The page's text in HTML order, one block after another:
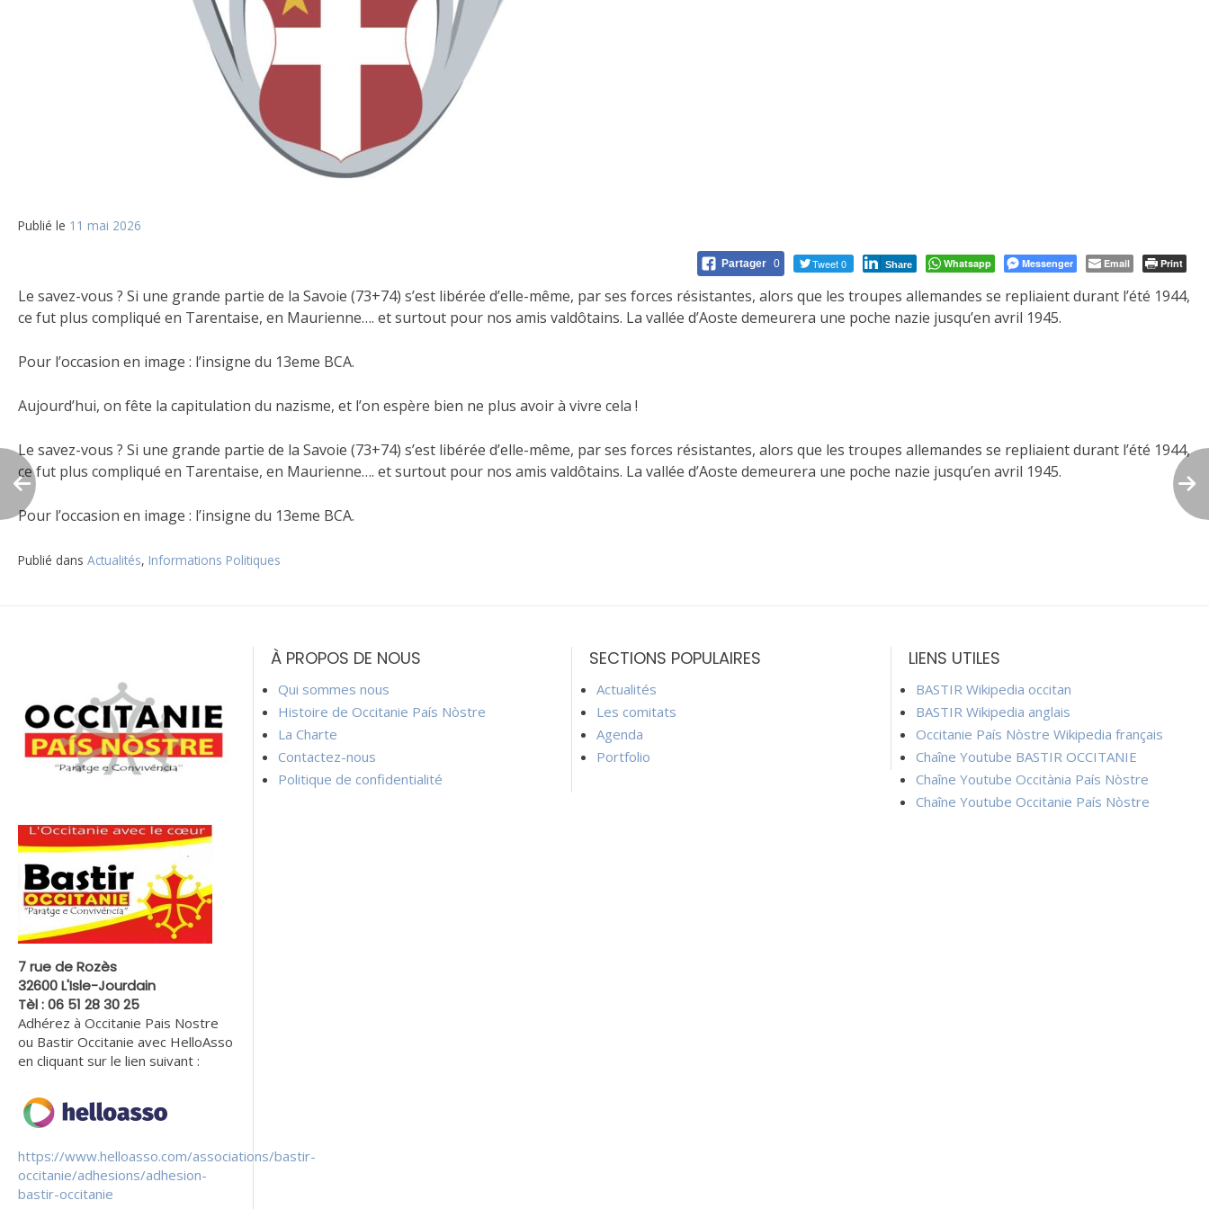
Publié le 11 mai 2026
Partager 0 Tweet 0 Share Whatsapp Messenger Email Print
Le savez-vous ? Si une grande partie de la Savoie (73+74) s’est libérée d’elle-même, par ses forces résistantes, alors que les troupes allemandes se repliaient durant l’été 1944,
ce fut plus compliqué en Tarentaise, en Maurienne…. et surtout pour nos amis valdôtains. La vallée d’Aoste demeurera une poche nazie jusqu’en avril 1945.
Pour l’occasion en image : l’insigne du 13eme BCA.
Aujourd’hui, on fête la capitulation du nazisme, et l’on espère bien ne plus avoir à vivre cela !
Le savez-vous ? Si une grande partie de la Savoie (73+74) s’est libérée d’elle-même, par ses forces résistantes, alors que les troupes allemandes se repliaient durant l’été 1944,
ce fut plus compliqué en Tarentaise, en Maurienne…. et surtout pour nos amis valdôtains. La vallée d’Aoste demeurera une poche nazie jusqu’en avril 1945.
Pour l’occasion en image : l’insigne du 13eme BCA.
Publié dans Actualités, Informations Politiques
l’article
7 rue de Rozès
32600 L'Isle-Jourdain
Tèl : 06 51 28 30 25
Adhérez à Occitanie Pais Nostre
ou Bastir Occitanie avec HelloAsso
en cliquant sur le lien suivant :
https://www.helloasso.com/associations/bastir-
occitanie/adhesions/adhesion-
bastir-occitanie
À PROPOS DE NOUS
Qui sommes nous
Histoire de Occitanie País Nòstre
La Charte
Contactez-nous
Politique de confidentialité
SECTIONS POPULAIRES
Actualités
Les comitats
Agenda
Portfolio
LIENS UTILES
BASTIR Wikipedia occitan
BASTIR Wikipedia anglais
Occitanie País Nòstre Wikipedia français
Chaîne Youtube BASTIR OCCITANIE
Chaîne Youtube Occitània País Nòstre
Chaîne Youtube Occitanie País Nòstre